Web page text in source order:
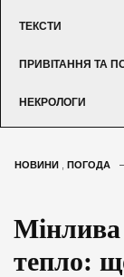
ТЕКСТИ
ПРИВІТАННЯ ТА
НЕКРОЛОГИ
НОВИНИ ПОГОДА
Мінлива
тепло: